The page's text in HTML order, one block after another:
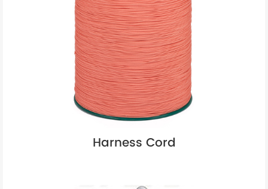
Harness Cord